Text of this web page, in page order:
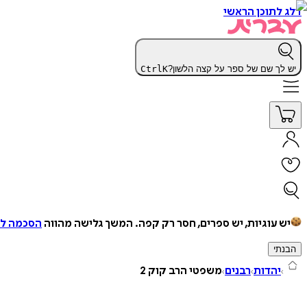
דלג לתוכן הראשי
יש לך שם של ספר על קצה הלשון? CtrlK
יש עוגיות, יש ספרים, חסר רק קפה. המשך גלישה מהווה הסכמה
הבנתי
יהדות רבנים משפטי הרב קוק 2